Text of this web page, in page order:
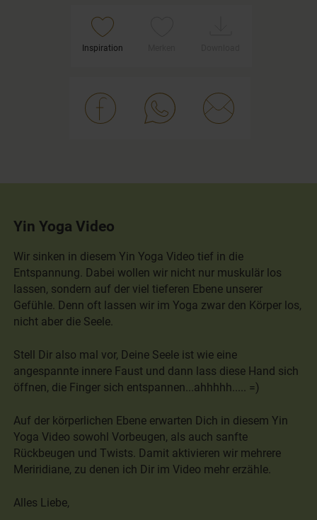
Inspiration
Yin Yoga Video
Wir sinken in diesem Yin Yoga Video tief in die
Entspannung. Dabei wollen wir nicht nur muskulär los
lassen, sondern auf der viel tieferen Ebene unserer
Gefühle. Denn oft lassen wir im Yoga zwar den Körper los,
nicht aber die Seele.
Stell Dir also mal vor, Deine Seele ist wie eine
angespannte innere Faust und dann lass diese Hand sich
öffnen, die Finger sich entspannen...ahhhhh..... =)
Auf der körperlichen Ebene erwarten Dich in diesem Yin
Yoga Video sowohl Vorbeugen, als auch sanfte
Rückbeugen und Twists. Damit aktivieren wir mehrere
Meriridiane, zu denen ich Dir im Video mehr erzähle.
Alles Liebe,